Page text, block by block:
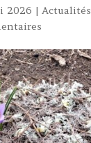
2026 | Actualités